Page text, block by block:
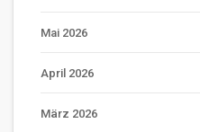
Mai 2026
April 2026
März 2026